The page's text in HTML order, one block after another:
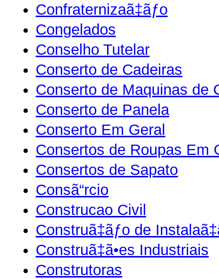
Confraternizaã‡ãƒo
Congelados
Conselho Tutelar
Conserto de Cadeiras
Conserto de Maquinas de
Conserto de Panela
Conserto Em Geral
Consertos de Roupas Em
Consertos de Sapato
Consã“rcio
Construcao Civil
Construã‡ãƒo de
Construã‡ã•es Industriais
Construtoras